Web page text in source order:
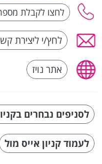
לחץ/י ליצירת
אתר נויז
לסניפים נבחרים
לעמוד קניון אייס מול